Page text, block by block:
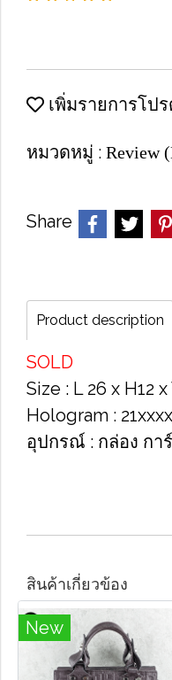
เพิ่มรายการโป
หมวดหมู่ : Review
Share
Product description
SOLD
Size​ : L 26 x H​12
Hologram​ :
อุปกรณ์​ : กล่อง​ กา
สินค้าเกี่ยวข้อง
New